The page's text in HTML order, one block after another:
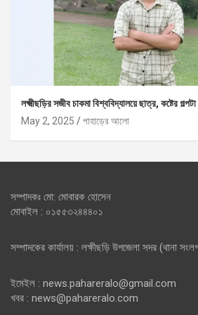
লক্ষ্মীছড়ির সজীব চাকমা বিশ্ববিদ্যালয়ে ছাত্র, কষ্টের
May 2, 2025
পাহাড়ের আলো
সম্পাদকঃ মো: মোবারক হোসেন
মোবাইল : ০১৫৫৩২৪৪৪০১
সম্পাদকের কার্যালয় : লক্ষীছড়ি উপজেলা সদর (থানা
ইমেইল : news.pahareralo@gmail.com
খবর : news@pahareralo.com